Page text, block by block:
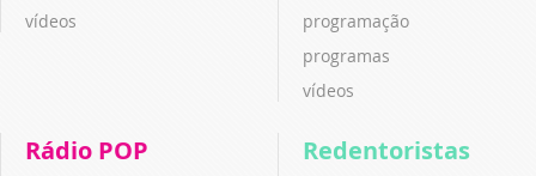
vídeos
programação
programas
vídeos
Rádio POP Redentoristas